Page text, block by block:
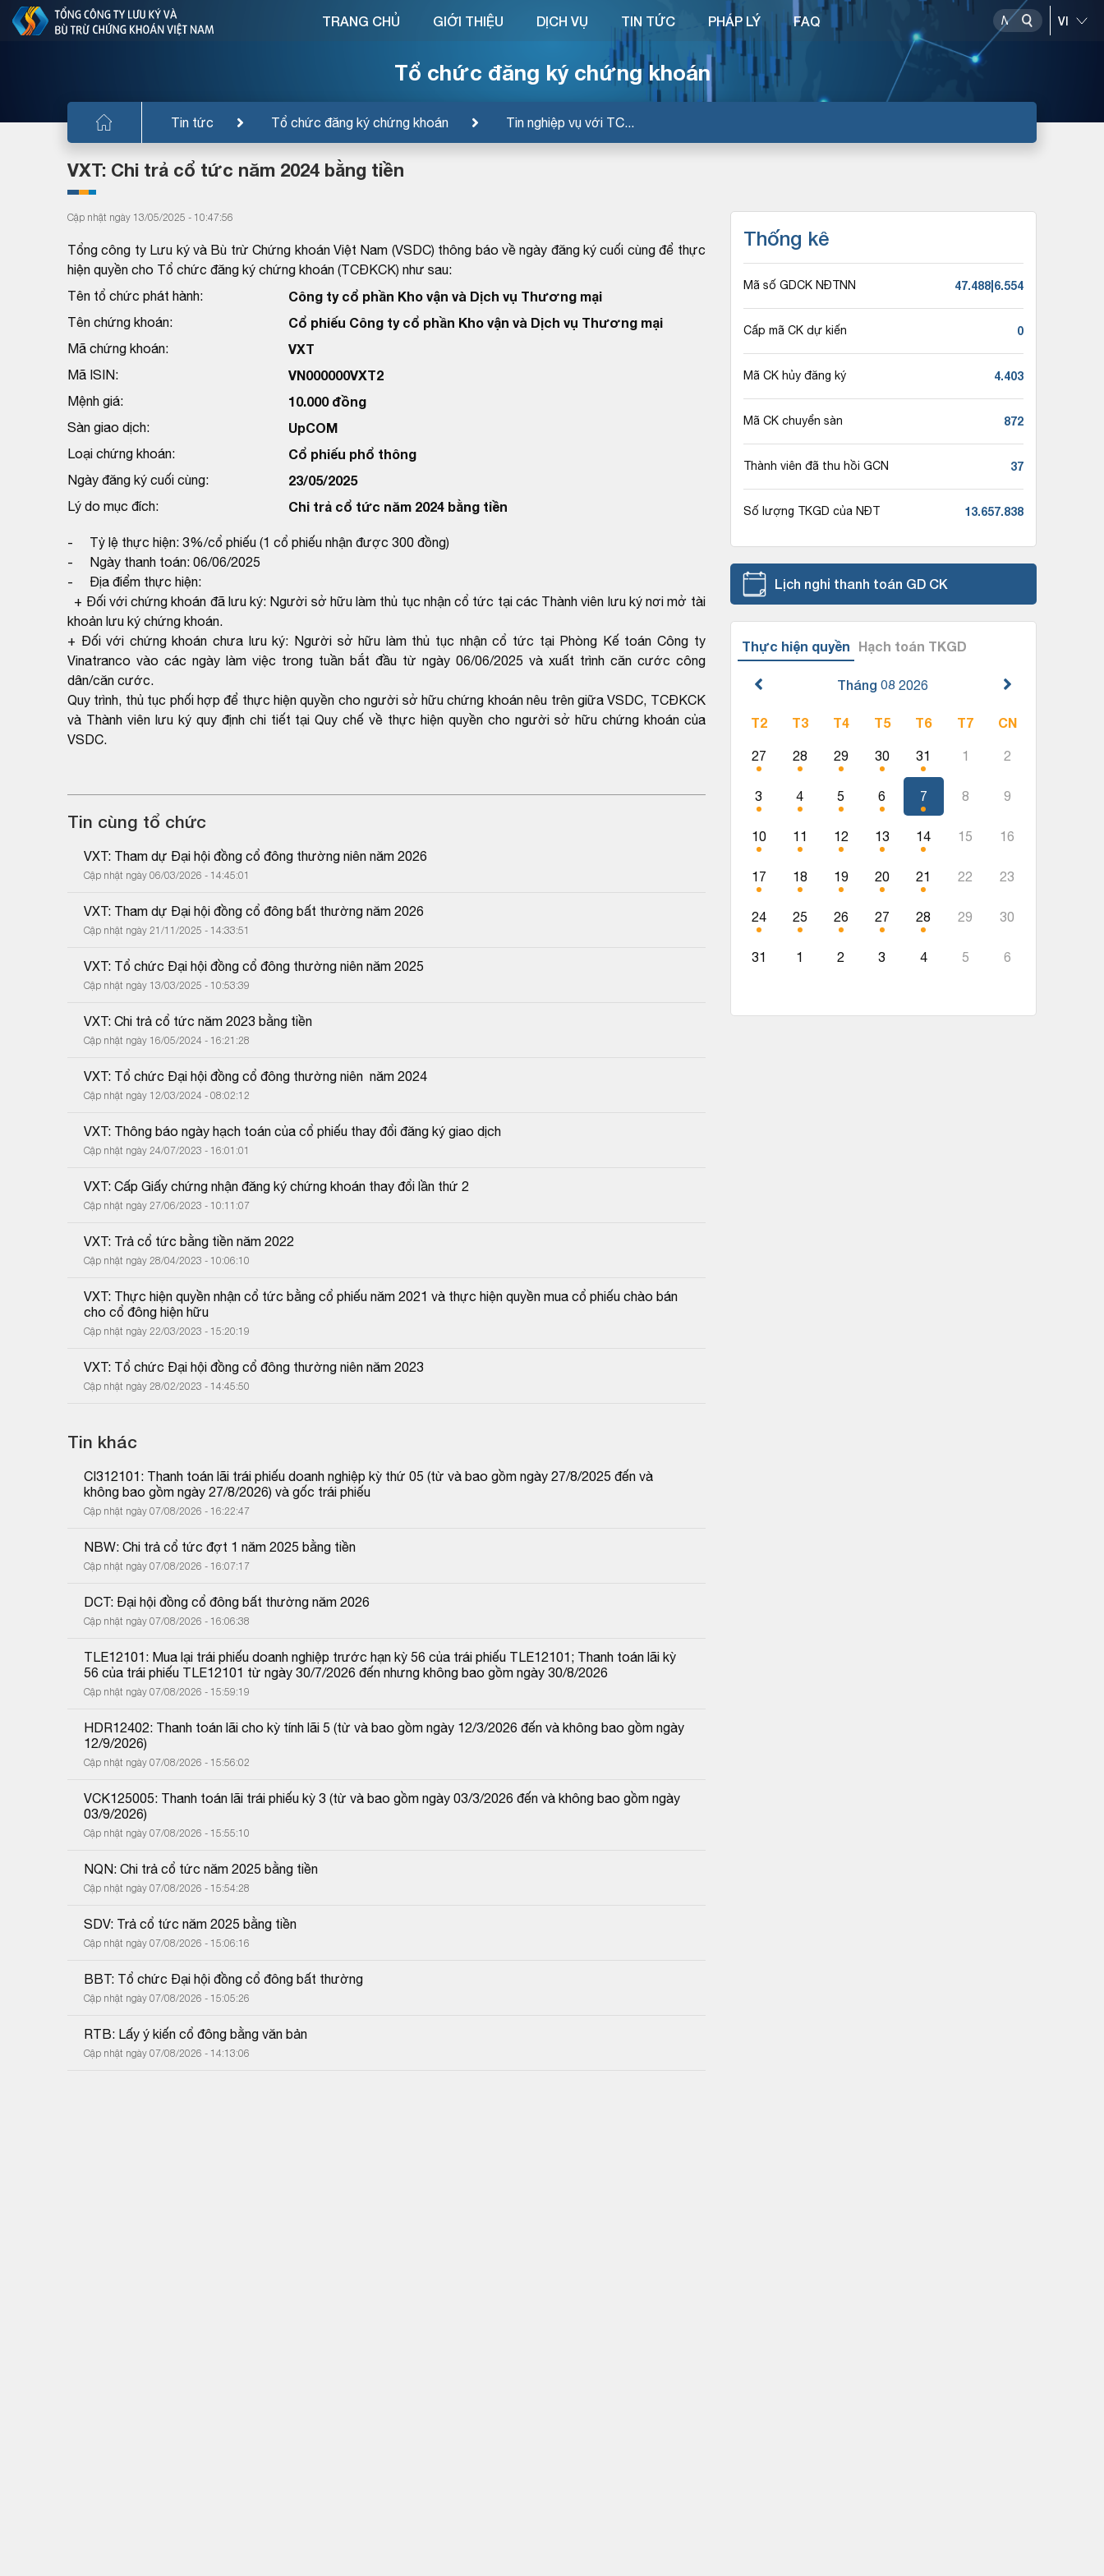
Tổ chức đăng ký chứng khoán
Tin tức Tổ chức đăng ký chứng khoán Tin nghiệp vụ với TC...
TRANG CHỦ GIỚI THIỆU DỊCH VỤ TIN TỨC PHÁP LÝ FAQ
VXT: Chi trả cổ tức năm 2024 bằng tiền
Cập nhật ngày 13/05/2025 - 10:47:56
Tổng công ty Lưu ký và Bù trừ Chứng khoán Việt Nam (VSDC) thông báo về ngày đăng ký cuối cùng để thực
hiện quyền cho Tổ chức đăng ký chứng khoán (TCĐKCK) như sau:
Tên tổ chức phát hành:
Công ty cổ phần Kho vận và Dịch vụ Thương mại
Tên chứng khoán: Cổ phiếu Công ty cổ phần Kho vận và Dịch vụ Thương mại
Mã chứng khoán: VXT
Mã ISIN: VN000000VXT2
Mệnh giá: 10.000 đồng
Sàn giao dịch: UpCOM
Loại chứng khoán: Cổ phiếu phổ thông
Ngày đăng ký cuối cùng: 23/05/2025
Lý do mục đích: Chi trả cổ tức năm 2024 bằng tiền
- Tỷ lệ thực hiện: 3%/cổ phiếu (1 cổ phiếu nhận được 300 đồng)
- Ngày thanh toán: 06/06/2025
- Địa điểm thực hiện:
+ Đối với chứng khoán đã lưu ký: Người sở hữu làm thủ tục nhận cổ tức tại các Thành viên lưu ký nơi mở tài
khoản lưu ký chứng khoán.
+ Đối với chứng khoán chưa lưu ký: Người sở hữu làm thủ tục nhận cổ tức tại Phòng Kế toán Công ty
Vinatranco vào các ngày làm việc trong tuần bắt đầu từ ngày 06/06/2025 và xuất trình căn cước công
dân/căn cước.
Quy trình, thủ tục phối hợp để thực hiện quyền cho người sở hữu chứng khoán nêu trên giữa VSDC, TCĐKCK
và Thành viên lưu ký quy định chi tiết tại Quy chế về thực hiện quyền cho người sở hữu chứng khoán của
VSDC.
Tin cùng tổ chức
VXT: Tham dự Đại hội đồng cổ đông thường niên năm 2026
Cập nhật ngày 06/03/2026 - 14:45:01
VXT: Tham dự Đại hội đồng cổ đông bất thường năm 2026
Cập nhật ngày 21/11/2025 - 14:33:51
VXT: Tổ chức Đại hội đồng cổ đông thường niên năm 2025
Cập nhật ngày 13/03/2025 - 10:53:39
VXT: Chi trả cổ tức năm 2023 bằng tiền
Cập nhật ngày 16/05/2024 - 16:21:28
VXT: Tổ chức Đại hội đồng cổ đông thường niên  năm 2024
Cập nhật ngày 12/03/2024 - 08:02:12
VXT: Thông báo ngày hạch toán của cổ phiếu thay đổi đăng ký giao dịch
Cập nhật ngày 24/07/2023 - 16:01:01
VXT: Cấp Giấy chứng nhận đăng ký chứng khoán thay đổi lần thứ 2
Cập nhật ngày 27/06/2023 - 10:11:07
VXT: Trả cổ tức bằng tiền năm 2022
Cập nhật ngày 28/04/2023 - 10:06:10
VXT: Thực hiện quyền nhận cổ tức bằng cổ phiếu năm 2021 và thực hiện quyền mua cổ phiếu chào bán
cho cổ đông hiện hữu
Cập nhật ngày 22/03/2023 - 15:20:19
VXT: Tổ chức Đại hội đồng cổ đông thường niên năm 2023
Cập nhật ngày 28/02/2023 - 14:45:50
Tin khác
CI312101: Thanh toán lãi trái phiếu doanh nghiệp kỳ thứ 05 (từ và bao gồm ngày 27/8/2025 đến và
không bao gồm ngày 27/8/2026) và gốc trái phiếu
Cập nhật ngày 07/08/2026 - 16:22:47
NBW: Chi trả cổ tức đợt 1 năm 2025 bằng tiền
Cập nhật ngày 07/08/2026 - 16:07:17
DCT: Đại hội đồng cổ đông bất thường năm 2026
Cập nhật ngày 07/08/2026 - 16:06:38
TLE12101: Mua lại trái phiếu doanh nghiệp trước hạn kỳ 56 của trái phiếu TLE12101; Thanh toán lãi kỳ
56 của trái phiếu TLE12101 từ ngày 30/7/2026 đến nhưng không bao gồm ngày 30/8/2026
Cập nhật ngày 07/08/2026 - 15:59:19
HDR12402: Thanh toán lãi cho kỳ tính lãi 5 (từ và bao gồm ngày 12/3/2026 đến và không bao gồm ngày
12/9/2026)
Cập nhật ngày 07/08/2026 - 15:56:02
VCK125005: Thanh toán lãi trái phiếu kỳ 3 (từ và bao gồm ngày 03/3/2026 đến và không bao gồm ngày
03/9/2026)
Cập nhật ngày 07/08/2026 - 15:55:10
NQN: Chi trả cổ tức năm 2025 bằng tiền
Cập nhật ngày 07/08/2026 - 15:54:28
SDV: Trả cổ tức năm 2025 bằng tiền
Cập nhật ngày 07/08/2026 - 15:06:16
BBT: Tổ chức Đại hội đồng cổ đông bất thường
Cập nhật ngày 07/08/2026 - 15:05:26
RTB: Lấy ý kiến cổ đông bằng văn bản
Cập nhật ngày 07/08/2026 - 14:13:06
Thống kê
Mã số GDCK NĐTNN 47.488|6.554
Cấp mã CK dự kiến 0
Mã CK hủy đăng ký 4.403
Mã CK chuyển sàn 872
Thành viên đã thu hồi GCN 37
Số lượng TKGD của NĐT 13.657.838
Lịch nghỉ thanh toán GD CK
Thực hiện quyền Hạch toán TKGD
Tháng 08 2026
T2 T3 T4 T5 T6 T7 CN
27 28 29 30 31 1 2
3 4 5 6 7 8 9
10 11 12 13 14 15 16
17 18 19 20 21 22 23
24 25 26 27 28 29 30
31 1 2 3 4 5 6